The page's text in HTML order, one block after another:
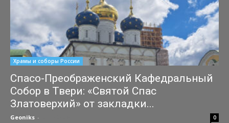
Храмы и соборы России
Спасо-Преображенский Кафедральный
Собор в Твери: «Святой Спас
Златоверхий» от закладки...
Geoniks - 0